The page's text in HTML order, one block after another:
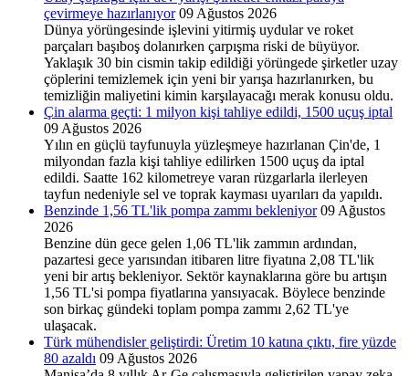
çevirmeye hazırlanıyor 09 Ağustos 2026
Dünya yörüngesinde işlevini yitirmiş uydular ve roket
parçaları başıboş dolanırken çarpışma riski de büyüyor.
Yaklaşık 30 bin cismin takip edildiği yörüngede şirketler uzay
çöplerini temizlemek için yeni bir yarışa hazırlanırken, bu
temizliğin maliyetini kimin karşılayacağı merak konusu oldu.
Çin alarma geçti: 1 milyon kişi tahliye edildi, 1500 uçuş iptal
09 Ağustos 2026
Yılın en güçlü tayfunuyla yüzleşmeye hazırlanan Çin'de, 1
milyondan fazla kişi tahliye edilirken 1500 uçuş da iptal
edildi. Saatte 162 kilometreye varan rüzgarlarla ilerleyen
tayfun nedeniyle sel ve toprak kayması uyarıları da yapıldı.
Benzinde 1,56 TL'lik pompa zammı bekleniyor 09 Ağustos
2026
Benzine dün gece gelen 1,06 TL'lik zammın ardından,
pazartesi gece yarısından itibaren litre fiyatına 2,08 TL'lik
yeni bir artış bekleniyor. Sektör kaynaklarına göre bu artışın
1,56 TL'si pompa fiyatlarına yansıyacak. Böylece benzinde
son birkaç gündeki toplam pompa zammı 2,62 TL'ye
ulaşacak.
Türk mühendisler geliştirdi: Üretim 10 katına çıktı, fire yüzde
80 azaldı 09 Ağustos 2026